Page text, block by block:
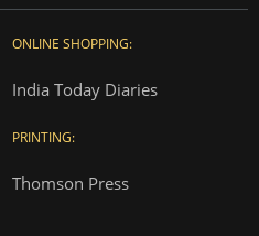
ONLINE SHOPPING:
India Today Diaries
PRINTING:
Thomson Press